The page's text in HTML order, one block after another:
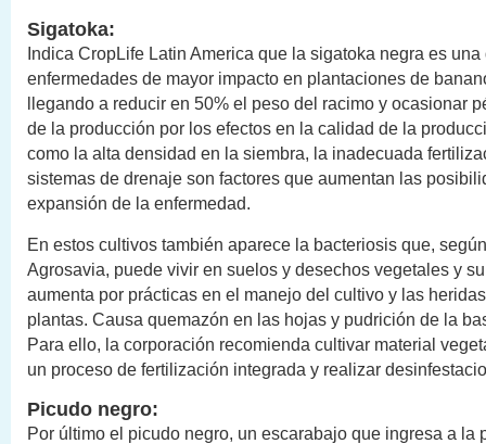
Sigatoka:
Indica CropLife Latin America que la sigatoka negra es una
enfermedades de mayor impacto en plantaciones de
llegando a reducir en 50% el peso del racimo y ocasionar
de la producción por los efectos en la calidad de la
como la alta densidad en la siembra, la inadecuada
sistemas de drenaje son factores que aumentan las
expansión de la enfermedad.
En estos cultivos también aparece la bacteriosis que,
Agrosavia, puede vivir en suelos y desechos vegetales y
aumenta por prácticas en el manejo del cultivo y las
plantas. Causa quemazón en las hojas y pudrición de la
Para ello, la corporación recomienda cultivar material
un proceso de fertilización integrada y realizar
Picudo negro:
Por último el picudo negro, un escarabajo que ingresa a la